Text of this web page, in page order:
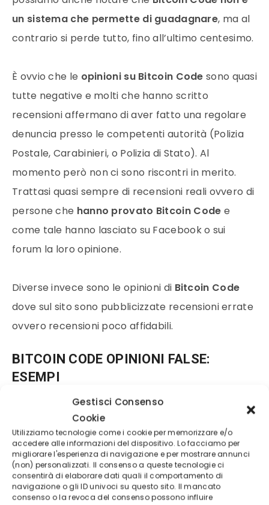
Gestisci Consenso
Cookie
Utilizziamo tecnologie come i cookie per memorizzare e/o
accedere alle informazioni del dispositivo. Lo facciamo per
migliorare l'esperienza di navigazione e per mostrare annunci
(non) personalizzati. Il consenso a queste tecnologie ci
consentirà di elaborare dati quali il comportamento di
navigazione o gli ID univoci su questo sito. Il mancato
consenso o la revoca del consenso possono influire
un sistema che permette di guadagnare, ma al
contrario si perde tutto, fino all’ultimo centesimo.
È ovvio che le opinioni su Bitcoin Code sono quasi
tutte negative e molti che hanno scritto
recensioni affermano di aver fatto una regolare
denuncia presso le competenti autorità (Polizia
Postale, Carabinieri, o Polizia di Stato). Al
momento però non ci sono riscontri in merito.
Trattasi quasi sempre di recensioni reali ovvero di
persone che hanno provato Bitcoin Code e
come tale hanno lasciato su Facebook o sui
forum la loro opinione.
Diverse invece sono le opinioni di Bitcoin Code
dove sul sito sono pubblicizzate recensioni errate
ovvero recensioni poco affidabili.
BITCOIN CODE OPINIONI FALSE:
ESEMPI
“Sono membro di Bitcoin Code da soli 47
giorni ma la mia vita è cambiata
completamente! Non solo ho
guadagnato i miei primi 100.000 € ma ho
anche conosciuto un sacco di persone